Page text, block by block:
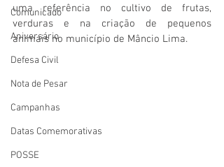
Comunicado
Aniversário
Defesa Civil
Nota de Pesar
Campanhas
Datas Comemorativas
POSSE
uma referência no cultivo de frutas,
verduras e na criação de pequenos
animais no município de Mâncio Lima.